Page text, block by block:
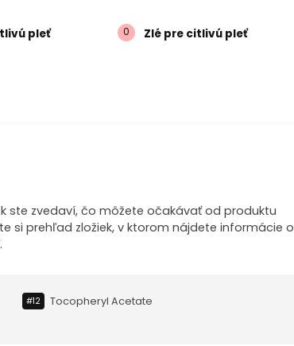
pleť 0 Zlé pre citlivú pleť
ste zvedaví, čo môžete očakávať od produktu
si prehľad zložiek, v ktorom nájdete informácie o
#12 Tocopheryl Acetate